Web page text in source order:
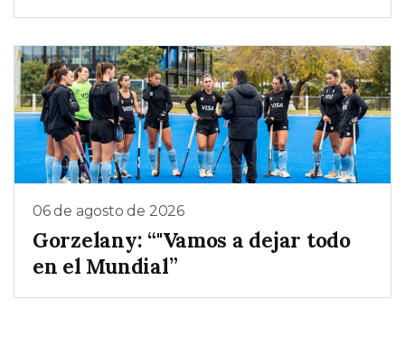
06 de agosto de 2026
Gorzelany: “"Vamos a dejar todo
en el Mundial”